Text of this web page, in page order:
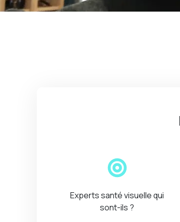
Experts santé visuelle qui
sont-ils ?